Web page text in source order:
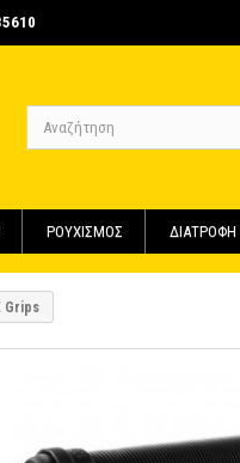
ΡΟΥΧΙΣΜΟΣ ΔΙΑΤΡΟΦΗ
Grips